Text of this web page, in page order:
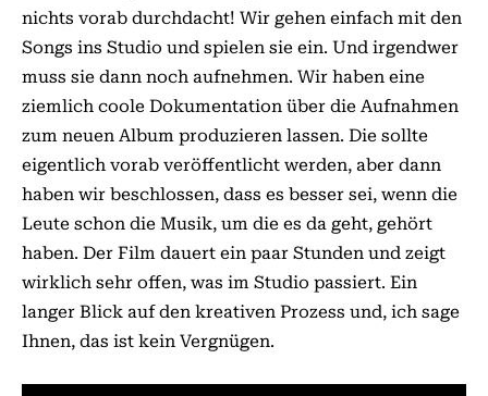
nichts vorab durchdacht! Wir gehen einfach mit den
Songs ins Studio und spielen sie ein. Und irgendwer
muss sie dann noch aufnehmen. Wir haben eine
ziemlich coole Dokumentation über die Aufnahmen
zum neuen Album produzieren lassen. Die sollte
eigentlich vorab veröffentlicht werden, aber dann
haben wir beschlossen, dass es besser sei, wenn die
Leute schon die Musik, um die es da geht, gehört
haben. Der Film dauert ein paar Stunden und zeigt
wirklich sehr offen, was im Studio passiert. Ein
langer Blick auf den kreativen Prozess und, ich sage
Ihnen, das ist kein Vergnügen.